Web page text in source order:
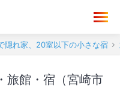
隠れ家、20室以下の小さな宿
旅館・宿（宮崎市